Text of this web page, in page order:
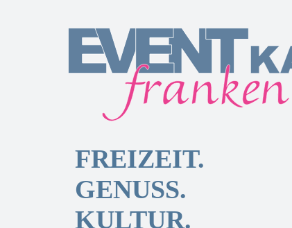
FREIZEIT.
GENUSS.
KULTUR.